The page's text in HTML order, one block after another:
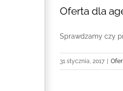
Oferta dla
Sprawdzamy czy
31 stycznia, 2017